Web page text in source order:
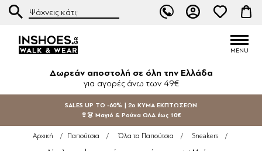
Δωρεάν αποστολή σε όλη την Ελλάδα
για αγορές άνω των 49€
SALES UP TO -60% | 2ο ΚΥΜΑ ΕΚΠΤΩΣΕΩΝ
👙👗 Μαγιό & Ρούχα ΟΛΑ έως 10€
Αρχική / Παπούτσια / Όλα τα Παπούτσια / Sneakers /